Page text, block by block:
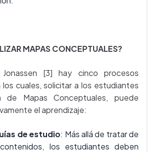
MAPAS CONCEPTUALES?
[3] hay cinco procesos
cuales, solicitar a los estudiantes
de Mapas Conceptuales, puede
el aprendizaje:
de estudio: Más allá de tratar de
los estudiantes deben